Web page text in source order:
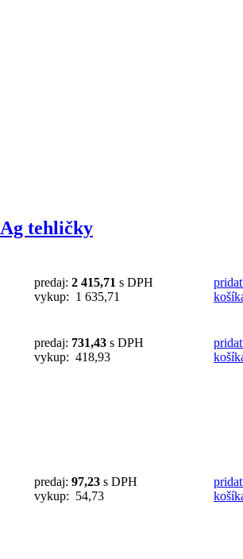
Ag tehličky
predaj: 2 415,71 s DPH
vykup: 1 635,71
predaj: 731,43 s DPH
vykup: 418,93
predaj: 97,23 s DPH
vykup: 54,73